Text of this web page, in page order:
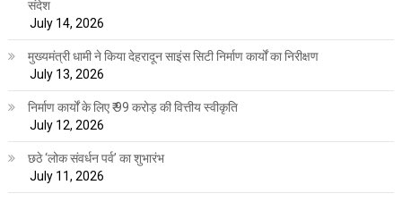
संदेश
July 14, 2026
मुख्यमंत्री धामी ने किया देहरादून साइंस सिटी निर्माण कार्यों का निरीक्षण
July 13, 2026
निर्माण कार्यों के लिए ₹ 99 करोड़ की वित्तीय स्वीकृति
July 12, 2026
छठे ‘लोक संवर्धन पर्व’ का शुभारंभ
July 11, 2026